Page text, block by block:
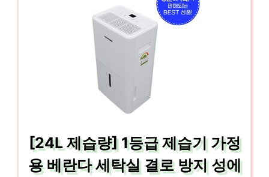
[24L 제습량] 1등급 제습기 가정
용 베란다 세탁실 결로 방지 성에